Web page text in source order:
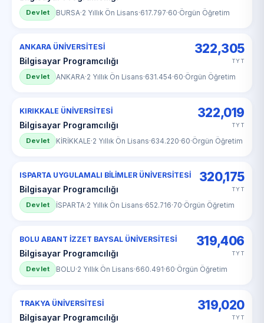
Devlet BURSA·2 Yıllık Ön Lisans·617.797·60·Örgün Öğretim
ANKARA ÜNİVERSİTESİ
Bilgisayar Programcılığı
322,305
TYT
Devlet ANKARA·2 Yıllık Ön Lisans·631.454·60·Örgün Öğretim
KIRIKKALE ÜNİVERSİTESİ
Bilgisayar Programcılığı
322,019
TYT
Devlet KİRİKKALE·2 Yıllık Ön Lisans·634.220·60·Örgün Öğretim
ISPARTA UYGULAMALI BİLİMLER ÜNİVERSİTESİ
Bilgisayar Programcılığı
320,175
TYT
Devlet İSPARTA·2 Yıllık Ön Lisans·652.716·70·Örgün Öğretim
BOLU ABANT İZZET BAYSAL ÜNİVERSİTESİ
Bilgisayar Programcılığı
319,406
TYT
Devlet BOLU·2 Yıllık Ön Lisans·660.491·60·Örgün Öğretim
TRAKYA ÜNİVERSİTESİ
Bilgisayar Programcılığı
319,020
TYT